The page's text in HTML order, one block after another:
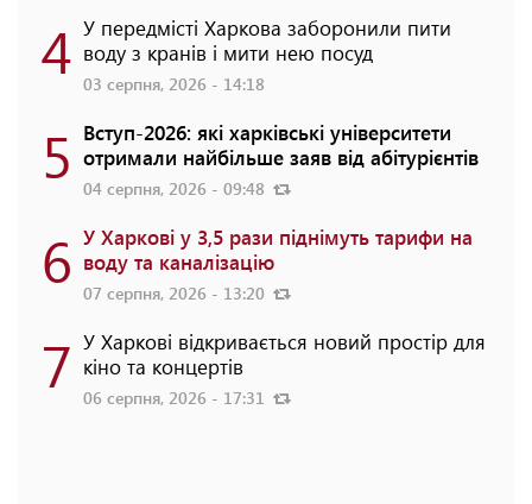
4 У передмісті Харкова заборонили пити
воду з кранів і мити нею посуд
03 серпня, 2026 - 14:18
5 Вступ-2026: які харківські університети
отримали найбільше заяв від абітурієнтів
04 серпня, 2026 - 09:48
6 У Харкові у 3,5 рази піднімуть тарифи на
воду та каналізацію
07 серпня, 2026 - 13:20
7 У Харкові відкривається новий простір для
кіно та концертів
06 серпня, 2026 - 17:31